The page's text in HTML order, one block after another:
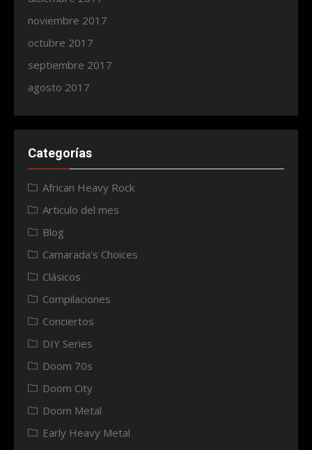
noviembre 2017
octubre 2017
septiembre 2017
agosto 2017
Categorías
African Heavy Rock
Articulo del mes
Blog
Camarada's Choices
Clásicos
Compilaciones
Conciertos
DIY Series
Doom 70s
Doom City
Doom Metal
Early Heavy Metal